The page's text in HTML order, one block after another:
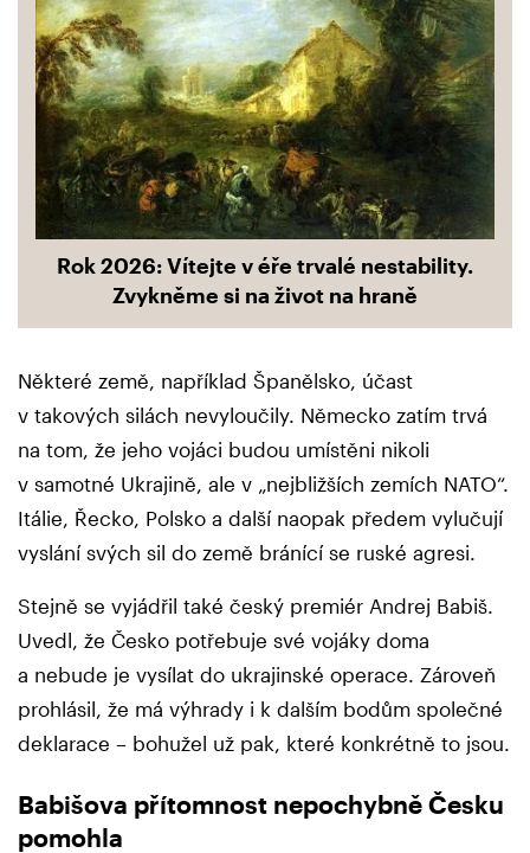
Rok 2026: Vítejte v éře trvalé nestability.
Zvykněme si na život na hraně
Některé země, například Španělsko, účast
v takových silách nevyloučily. Německo zatím trvá
na tom, že jeho vojáci budou umístěni nikoli
v samotné Ukrajině, ale v „nejbližších zemích NATO“.
Itálie, Řecko, Polsko a další naopak předem vylučují
vyslání svých sil do země bránící se ruské agresi.
Stejně se vyjádřil také český premiér Andrej Babiš.
Uvedl, že Česko potřebuje své vojáky doma
a nebude je vysílat do ukrajinské operace. Zároveň
prohlásil, že má výhrady i k dalším bodům společné
deklarace – bohužel už pak, které konkrétně to jsou.
Babišova přítomnost nepochybně Česku
pomohla